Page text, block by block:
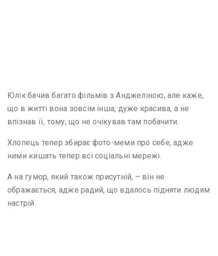
Юлік бачив багато фільмів з Анджеліною, але каже,
що в житті вона зовсім інша, дуже красива, а не
впізнав її, тому, що не очікував там побачити.
Хлопець тепер збирає фото-меми про себе, адже
ними кишать тепер всі соціальні мережі.
А на гумор, який також присутній, – він не
ображається, адже радий, що вдалось підняти людям
настрій.